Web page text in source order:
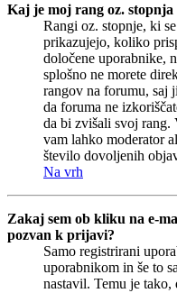
Kaj je moj rang oz. stopnja
Rangi oz. stopnje, ki
prikazujejo, koliko
določene uporabnike,
splošno ne morete
rangov na forumu, saj
da foruma ne
da bi zvišali svoj rang.
vam lahko moderator
število dovoljenih
Na vrh
Zakaj sem ob kliku na e-
pozvan k prijavi?
Samo registrirani
uporabnikom in še to
nastavil. Temu je